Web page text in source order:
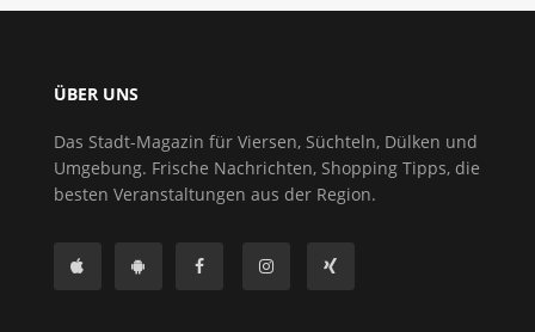
ÜBER UNS
Das Stadt-Magazin für Viersen, Süchteln, Dülken und
Umgebung. Frische Nachrichten, Shopping Tipps, die
besten Veranstaltungen aus der Region.